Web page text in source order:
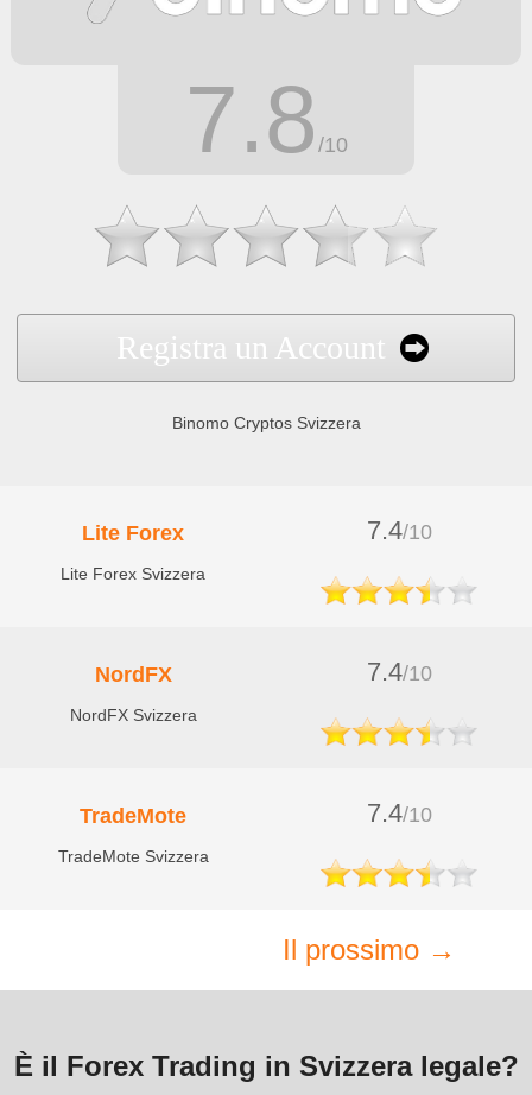
7.8 /10
Registra un Account
Binomo Cryptos Svizzera
Lite Forex 7.4/10
Lite Forex Svizzera
NordFX 7.4/10
NordFX Svizzera
TradeMote 7.4/10
TradeMote Svizzera
Il prossimo →
È il Forex Trading in Svizzera legale?